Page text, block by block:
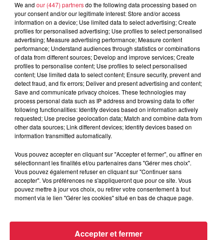
We and our (447) partnersdo the following data processing based on
your consent and/or our legitimate interest: Store and/or access
information on a device; Use limited data to select advertising; Create
profiles for personalised advertising; Use profiles to select personalised
advertising; Measure advertising performance; Measure content
performance; Understand audiences through statistics or combinations
of data from different sources; Develop and improve services; Create
profiles to personalise content; Use profiles to select personalised
content; Use limited data to select content; Ensure security, prevent and
detect fraud, and fix errors; Deliver and present advertising and content;
Save and communicate privacy choices. These technologies may
process personal data such as IP address and browsing data to offer
following functionalities: Identify devices based on information actively
requested; Use precise geolocation data; Match and combine data from
other data sources; Link different devices; Identify devices based on
information transmitted automatically.
Vous pouvez accepter en cliquant sur "Accepter et fermer", ou affiner en
sélectionnant les finalités et/ou partenaires dans "Gérer mes choix".
Vous pouvez également refuser en cliquant sur "Continuer sans
accepter". Vos préférences ne s'appliqueront que pour ce site. Vous
pouvez mettre à jour vos choix, ou retirer votre consentement à tout
moment via le lien "Gérer les cookies" situé en bas de chaque page.
Accepter et fermer